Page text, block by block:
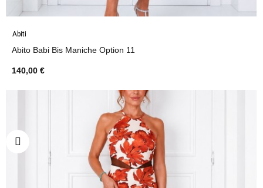
Abiti
Abito Babi Bis Maniche Option 11
140,00 €